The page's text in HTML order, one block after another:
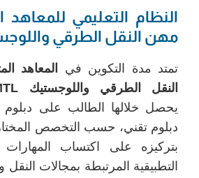
النظام التعليمي
مهن النقل الطرقي
تمتد مدة التكوين في المعاهد
النقل الطرقي واللوجستيك ISMTL
يحصل خلالها الطالب على
دبلوم تقني، حسب التخصص
بتركيزه على اكتساب المهارات
التطبيقية المرتبطة بمجالات